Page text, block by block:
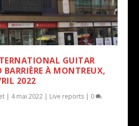
GUITAR
À MONTREUX,
2022
| 4 mai 2022 | Live reports | 0